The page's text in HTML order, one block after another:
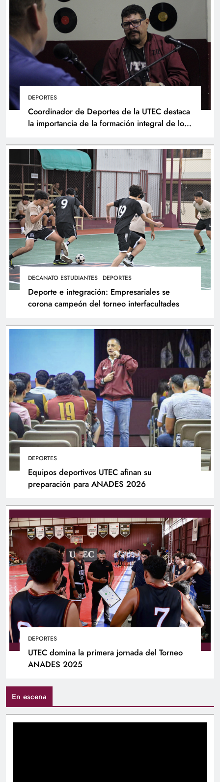
DEPORTES
Coordinador de Deportes de la UTEC destaca
la importancia de la formación integral de los
DECANATO ESTUDIANTES DEPORTES
Deporte e integración: Empresariales se
corona campeón del torneo interfacultades
DEPORTES
Equipos deportivos UTEC afinan su
preparación para ANADES 2026
DEPORTES
UTEC domina la primera jornada del Torneo
ANADES 2025
En escena